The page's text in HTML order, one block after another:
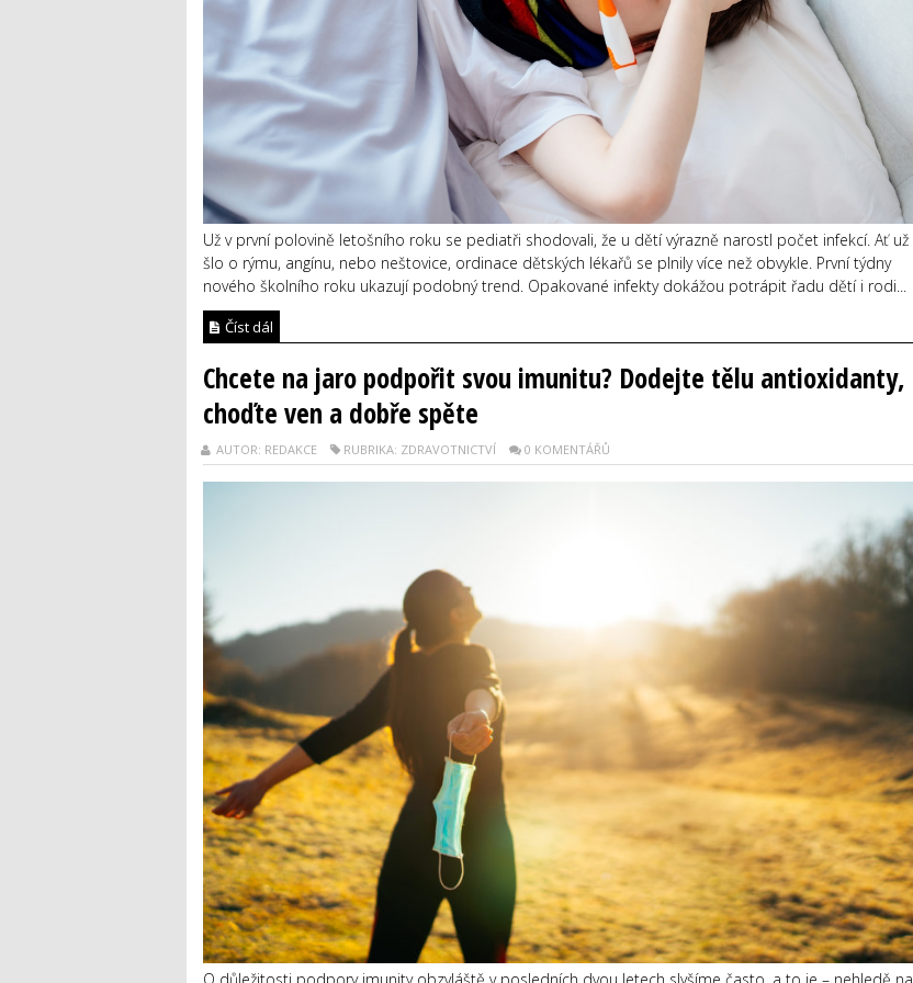
Už v první polovině letošního roku se pediatři shodovali, že u dětí výrazně narostl počet infekcí. Ať už
šlo o rýmu, angínu, nebo neštovice, ordinace dětských lékařů se plnily více než obvykle. První týdny
nového školního roku ukazují podobný trend. Opakované infekty dokážou potrápit řadu dětí i rodi...
Číst dál
Chcete na jaro podpořit svou imunitu? Dodejte tělu antioxidanty,
choďte ven a dobře spěte
AUTOR: REDAKCE RUBRIKA: ZDRAVOTNICTVÍ 0 KOMENTÁŘŮ